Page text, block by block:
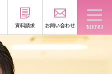
資料請求 お問い合わせ
訪問者別